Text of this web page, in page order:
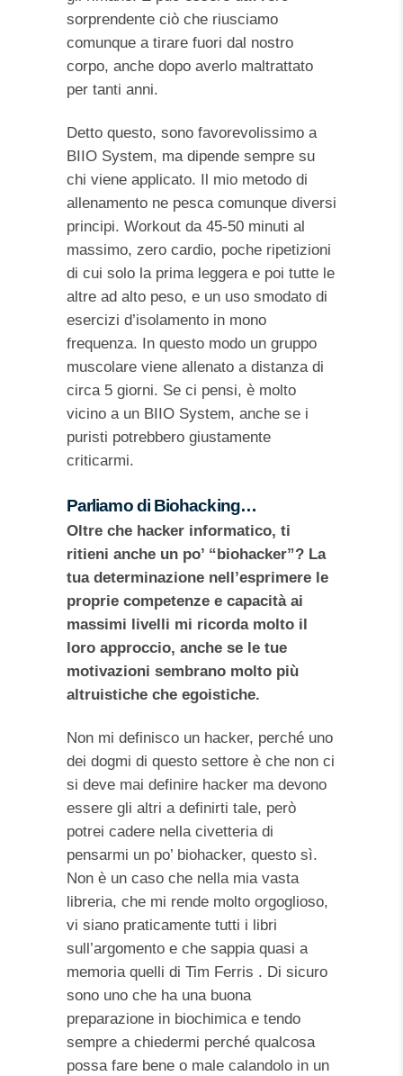
sorprendente ciò che riusciamo
comunque a tirare fuori dal nostro
corpo, anche dopo averlo maltrattato
per tanti anni.
Detto questo, sono favorevolissimo a
BIIO System, ma dipende sempre su
chi viene applicato. Il mio metodo di
allenamento ne pesca comunque diversi
principi. Workout da 45-50 minuti al
massimo, zero cardio, poche ripetizioni
di cui solo la prima leggera e poi tutte le
altre ad alto peso, e un uso smodato di
esercizi d’isolamento in mono
frequenza. In questo modo un gruppo
muscolare viene allenato a distanza di
circa 5 giorni. Se ci pensi, è molto
vicino a un BIIO System, anche se i
puristi potrebbero giustamente
criticarmi.
Parliamo di Biohacking…
Oltre che hacker informatico, ti
ritieni anche un po’ “biohacker”? La
tua determinazione nell’esprimere le
proprie competenze e capacità ai
massimi livelli mi ricorda molto il
loro approccio, anche se le tue
motivazioni sembrano molto più
altruistiche che egoistiche.
Non mi definisco un hacker, perché uno
dei dogmi di questo settore è che non ci
si deve mai definire hacker ma devono
essere gli altri a definirti tale, però
potrei cadere nella civetteria di
pensarmi un po’ biohacker, questo sì.
Non è un caso che nella mia vasta
libreria, che mi rende molto orgoglioso,
vi siano praticamente tutti i libri
sull’argomento e che sappia quasi a
memoria quelli di Tim Ferris . Di sicuro
sono uno che ha una buona
preparazione in biochimica e tendo
sempre a chiedermi perché qualcosa
possa fare bene o male calandolo in un